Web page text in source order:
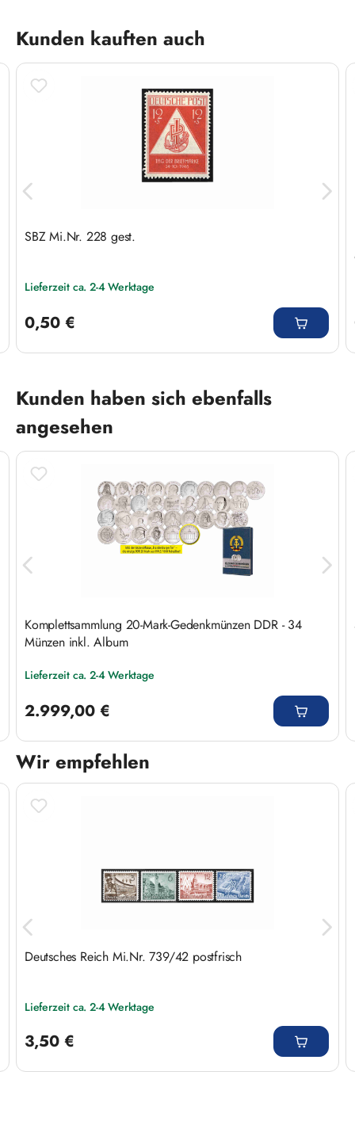
Produktgalerie überspringen
Kunden kauften auch
SBZ Mi.Nr. 228 gest.
Lieferzeit ca. 2-4 Werktage
0,50 €
Produktgalerie überspringen
Kunden haben sich ebenfalls
angesehen
Komplettsammlung 20-Mark-Gedenkmünzen DDR - 34
Münzen inkl. Album
Lieferzeit ca. 2-4 Werktage
2.999,00 €
Wir empfehlen
Produktgalerie überspringen
Deutsches Reich Mi.Nr. 739/42 postfrisch
Lieferzeit ca. 2-4 Werktage
3,50 €